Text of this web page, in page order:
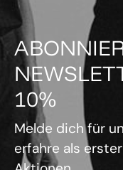
10%
Melde dich für
erfahre als